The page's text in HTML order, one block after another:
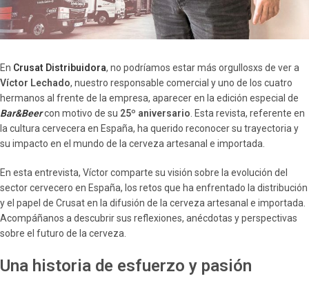
En Crusat Distribuidora, no podríamos estar más orgullosxs de ver a
Víctor Lechado, nuestro responsable comercial y uno de los cuatro
hermanos al frente de la empresa, aparecer en la edición especial de
Bar&Beercon motivo de su 25º aniversario. Esta revista, referente en
la cultura cervecera en España, ha querido reconocer su trayectoria y
su impacto en el mundo de la cerveza artesanal e importada.
En esta entrevista, Víctor comparte su visión sobre la evolución del
sector cervecero en España, los retos que ha enfrentado la distribución
y el papel de Crusat en la difusión de la cerveza artesanal e importada.
Acompáñanos a descubrir sus reflexiones, anécdotas y perspectivas
sobre el futuro de la cerveza.
Una historia de esfuerzo y pasión